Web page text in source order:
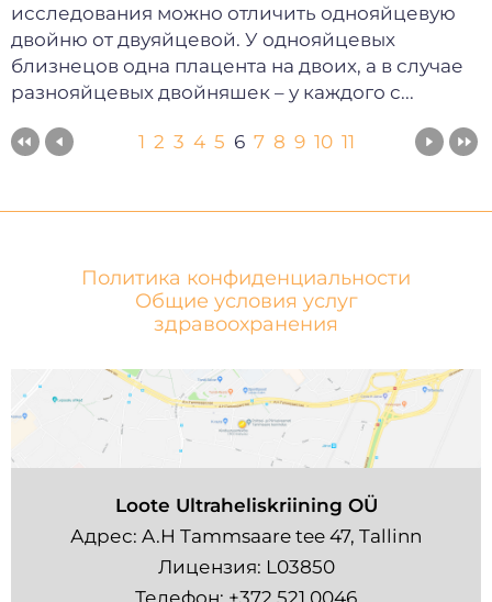
исследования можно отличить однояйцевую
двойню от двуяйцевой. У однояйцевых
близнецов одна плацента на двоих, а в случае
разнояйцевых двойняшек – у каждого с...
1 2 3 4 5 6 7 8 9 10 11
Политика конфиденциальности
Общие условия услуг
здравоохранения
Loote Ultraheliskriining OÜ
Адрес: A.H Tammsaare tee 47, Tallinn
Лицензия: L03850
Телефон: +372 521 0046